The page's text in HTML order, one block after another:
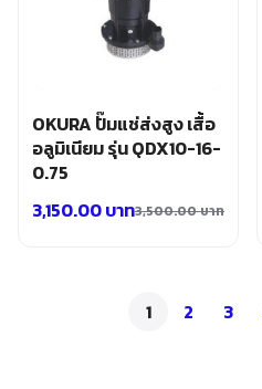
OKURA ปั๊มแช่ส่งสูง เสื้อ
อลูมิเนียม รุ่น QDX10-16-
0.75
3,500.00บาท
3,500.00 บาท.
3,150.00บาท
3,150.00 บาท.
1 2 3